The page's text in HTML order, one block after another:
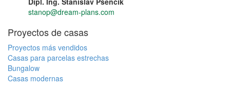
stanop@dream-plans.com
Proyectos de casas
Proyectos más vendidos
Casas para parcelas estrechas
Bungalow
Casas modernas